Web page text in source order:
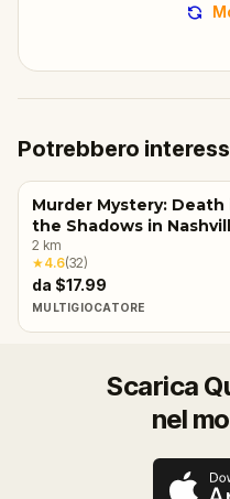
Potrebbero
Murder Mystery: Death
the Shadows in
2 km
★4.6(32)
da $17.99
MULTIGIOCATORE
Scarica
nel